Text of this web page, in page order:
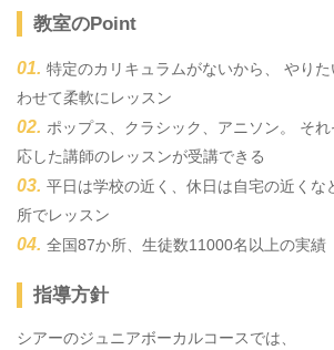
教室のPoint
特定のカリキュラムがないから、 やり
わせて柔軟にレッスン
ポップス、クラシック、アニソン。 そ
応した講師のレッスンが受講できる
平日は学校の近く、休日は自宅の近くな
所でレッスン
全国87か所、生徒数11000名以上の実績
指導方針
シアーのジュニアボーカルコースでは、